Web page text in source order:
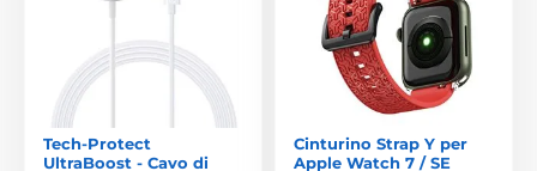
Tech-Protect
UltraBoost - Cavo di
Cinturino Strap Y per
Apple Watch 7 / SE